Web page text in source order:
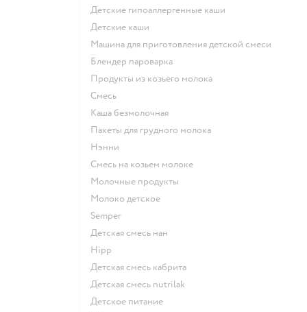
Детские гипоаллергенные каши
детские каши
машина для приготовления детской смеси
блендер пароварка
продукты из козьего молока
смесь
каша безмолочная
пакеты для грудного молока
нэнни
смесь на козьем молоке
молочные продукты
молоко детское
semper
детская смесь нан
hipp
детская смесь кабрита
детская смесь nutrilak
детское питание